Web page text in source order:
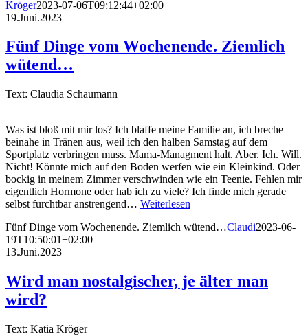
Kröger2023-07-06T09:12:44+02:00
19.Juni.2023
Fünf Dinge vom Wochenende. Ziemlich
wütend…
Text: Claudia Schaumann
Was ist bloß mit mir los? Ich blaffe meine Familie an, ich breche
beinahe in Tränen aus, weil ich den halben Samstag auf dem
Sportplatz verbringen muss. Mama-Managment halt. Aber. Ich. Will.
Nicht! Könnte mich auf den Boden werfen wie ein Kleinkind. Oder
bockig in meinem Zimmer verschwinden wie ein Teenie. Fehlen mir
eigentlich Hormone oder hab ich zu viele? Ich finde mich gerade
selbst furchtbar anstrengend… Weiterlesen
Fünf Dinge vom Wochenende. Ziemlich wütend…Claudi2023-06-
19T10:50:01+02:00
13.Juni.2023
Wird man nostalgischer, je älter man
wird?
Text: Katia Kröger